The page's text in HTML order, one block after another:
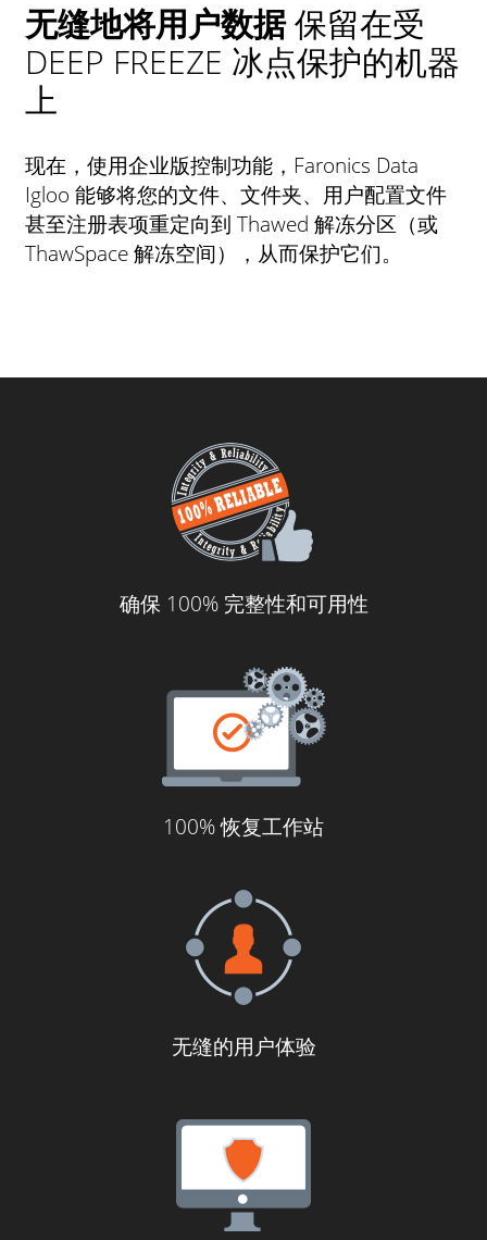
无缝地将用户数据保留在受
DEEP FREEZE 冰点保护的机器
上
现在，使用企业版控制功能，Faronics Data
Igloo 能够将您的文件、文件夹、用户配置文件
甚至注册表项重定向到 Thawed 解冻分区（或
ThawSpace 解冻空间），从而保护它们。
确保 100% 完整性和可用性
100% 恢复工作站
无缝的用户体验